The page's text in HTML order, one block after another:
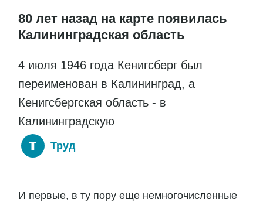
80 лет назад на карте появилась
Калининградская область
4 июля 1946 года Кенигсберг был
переименован в Калининград, а
Кенигсбергская область - в
Калининградскую
Труд
И первые, в ту пору еще немногочисленные